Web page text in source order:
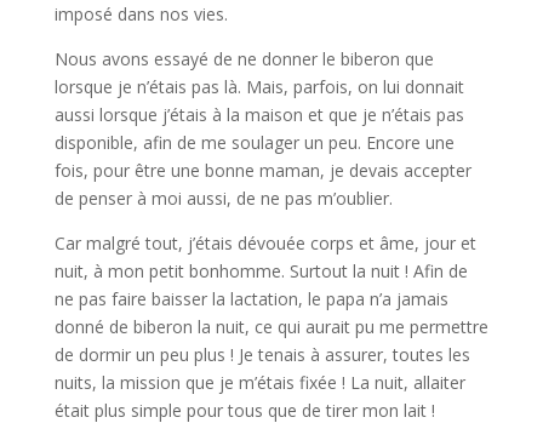
imposé dans nos vies.
Nous avons essayé de ne donner le biberon que
lorsque je n’étais pas là. Mais, parfois, on lui donnait
aussi lorsque j’étais à la maison et que je n’étais pas
disponible, afin de me soulager un peu. Encore une
fois, pour être une bonne maman, je devais accepter
de penser à moi aussi, de ne pas m’oublier.
Car malgré tout, j’étais dévouée corps et âme, jour et
nuit, à mon petit bonhomme. Surtout la nuit ! Afin de
ne pas faire baisser la lactation, le papa n’a jamais
donné de biberon la nuit, ce qui aurait pu me permettre
de dormir un peu plus ! Je tenais à assurer, toutes les
nuits, la mission que je m’étais fixée ! La nuit, allaiter
était plus simple pour tous que de tirer mon lait !